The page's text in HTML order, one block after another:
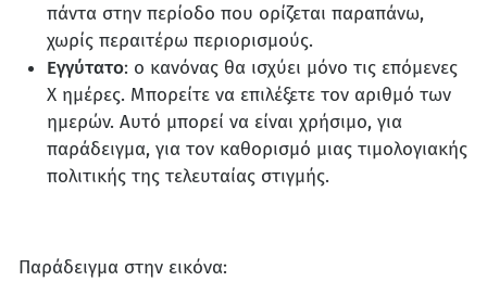
πάντα στην περίοδο που ορίζεται παραπάνω,
χωρίς περαιτέρω περιορισμούς.
Εγγύτατο: ο κανόνας θα ισχύει μόνο τις επόμενες
X ημέρες. Μπορείτε να επιλέξετε τον αριθμό των
ημερών. Αυτό μπορεί να είναι χρήσιμο, για
παράδειγμα, για τον καθορισμό μιας τιμολογιακής
πολιτικής της τελευταίας στιγμής.
Παράδειγμα στην εικόνα: